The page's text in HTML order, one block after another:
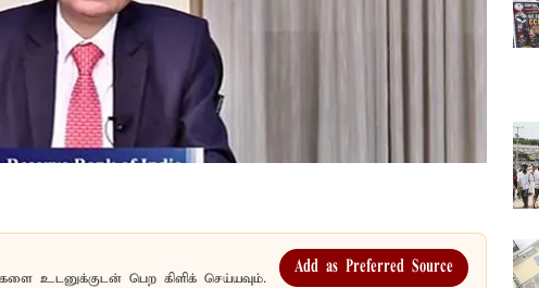
உடனுக்குடன் பெற கிளிக் செய்யவும்.
Add as Preferred Source